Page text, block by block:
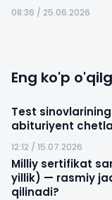
08:36 / 25.06.2026
Eng ko'p
Test
abituriyent
12:12 / 15.07.2026
Milliy sertifikat
yillik) — rasmiy
qilinadi?